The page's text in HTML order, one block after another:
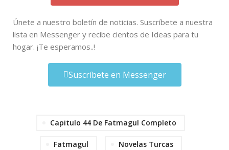
Únete a nuestro boletín de noticias. Suscríbete a nuestra
lista en Messenger y recibe cientos de Ideas para tu
hogar. ¡Te esperamos..!
Suscríbete en Messenger
Capitulo 44 De Fatmagul Completo
Fatmagul Novelas Turcas